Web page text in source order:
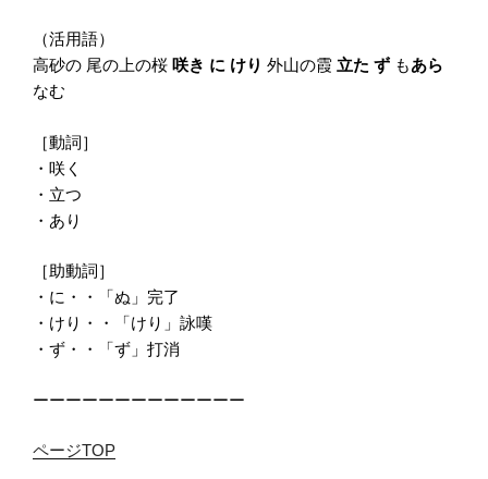
（活用語）
高砂の 尾の上の桜 咲き に けり 外山の霞 立た ず もあら
なむ
［動詞］
・咲く
・立つ
・あり
［助動詞］
・に・・「ぬ」完了
・けり・・「けり」詠嘆
・ず・・「ず」打消
ーーーーーーーーーーーーー
ページTOP